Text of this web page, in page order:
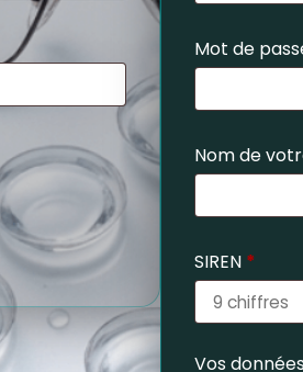
Mot de
Nom de
SIREN *
Vos